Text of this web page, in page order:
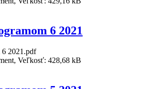
6 2021
6 2021.pdf
Veľkosť: 428,68 kB